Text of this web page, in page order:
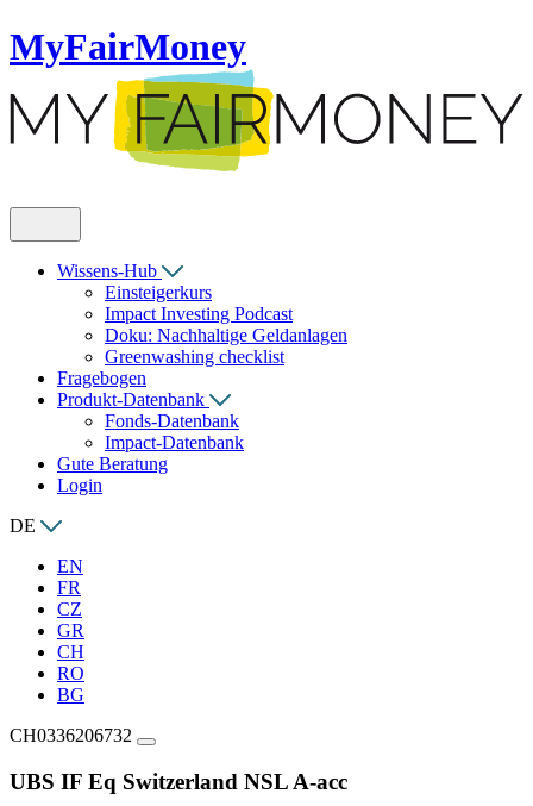
MyFairMoney
Wissens-Hub
Einsteigerkurs
Impact Investing Podcast
Doku: Nachhaltige Geldanlagen
Greenwashing checklist
Fragebogen
Produkt-Datenbank
Fonds-Datenbank
Impact-Datenbank
Gute Beratung
Login
DE
EN
FR
CZ
GR
CH
RO
BG
CH0336206732
UBS IF Eq Switzerland NSL A-acc